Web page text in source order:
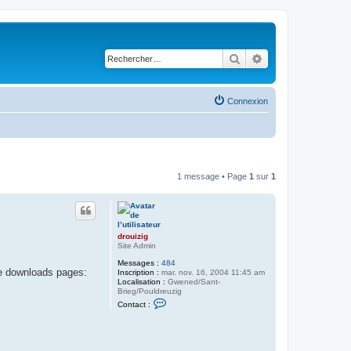
Rechercher
Connexion
1 message • Page 1 sur 1
drouizig
Site Admin
Messages : 484
Inscription : mar. nov. 16, 2004 11:45 am
Localisation : Gwened/Sant-
Brieg/Pouldreuzig
Contact :
pages: